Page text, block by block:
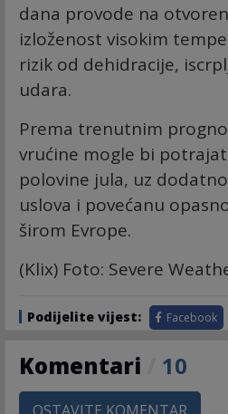
dana provode na
izloženost visokim
rizik od dehidracije,
udara.
Prema trenutnim
vrućine mogle bi
polovine jula, uz
uslova i povećanu
širom Evrope.
(Klix) Foto: Severe
Podijelite vijest: Facebook
Komentari 10